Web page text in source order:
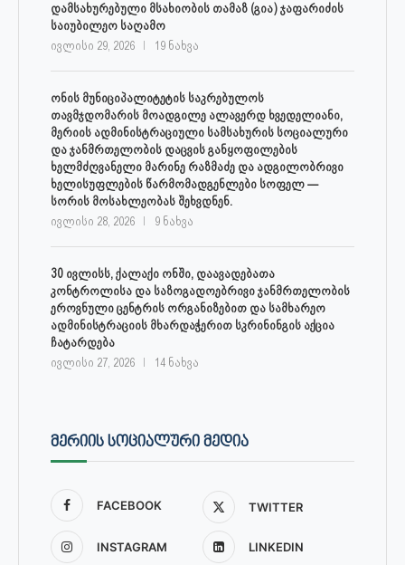
დამსახურებული მსახიობის თამაზ (გია) ჯაფარიძის
საიუბილეო საღამო
ივლისი 29, 2026 19 ნახვა
ონის მუნიციპალიტეტის საკრებულოს
თავმჯდომარის მოადგილე ალავერდ ხვედელიანი,
მერიის ადმინისტრაციული სამსახურის სოციალური
და ჯანმრთელობის დაცვის განყოფილების
ხელმძღვანელი მარინე რაზმაძე და ადგილობრივი
ხელისუფლების წარმომადგენლები სოფელ —
სორის მოსახლეობას შეხვდნენ.
ივლისი 28, 2026 9 ნახვა
30 ივლისს, ქალაქი ონში, დაავადებათა
კონტროლისა და საზოგადოებრივი ჯანმრთელობის
ეროვნული ცენტრის ორგანიზებით და სამხარეო
ადმინისტრაციის მხარდაჭერით სკრინინგის აქცია
ჩატარდება
ივლისი 27, 2026 14 ნახვა
ᲛᲔᲠᲘᲘᲡ ᲡᲝᲪᲘᲐᲚᲣᲠᲘ ᲛᲔᲓᲘᲐ
FACEBOOK TWITTER
INSTAGRAM LINKEDIN